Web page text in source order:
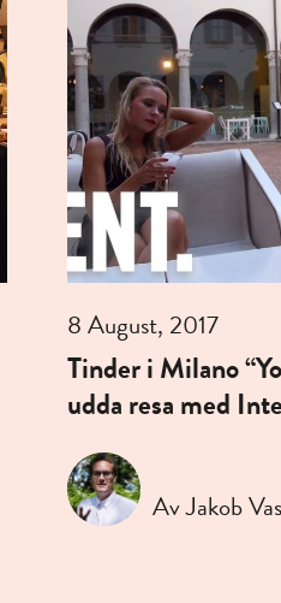
8 August, 2017
Tinder i Milano
udda resa med
Av Jakob